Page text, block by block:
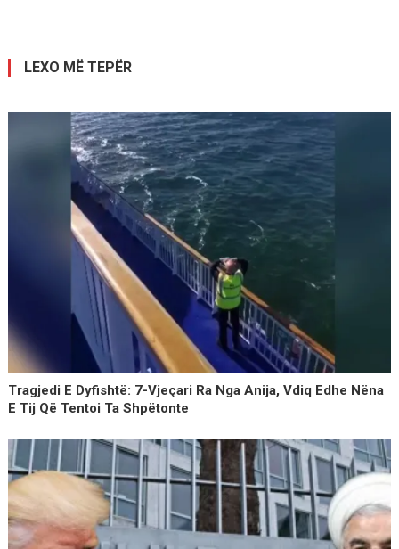
LEXO MË TEPËR
Tragjedi E Dyfishtë: 7-Vjeçari Ra Nga Anija, Vdiq Edhe Nëna
E Tij Që Tentoi Ta Shpëtonte